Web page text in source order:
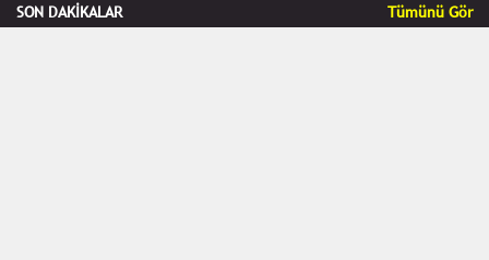
SON DAKİKALAR Tümünü Gör